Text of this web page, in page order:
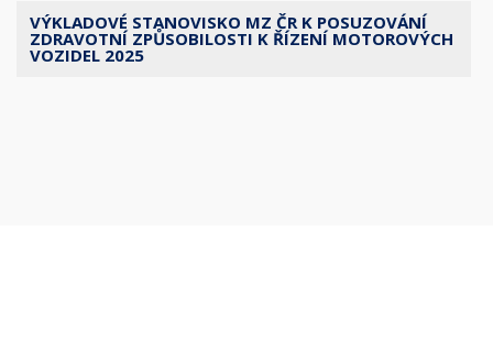
VÝKLADOVÉ STANOVISKO MZ ČR K POSUZOVÁNÍ
ZDRAVOTNÍ ZPŮSOBILOSTI K ŘÍZENÍ MOTOROVÝCH
VOZIDEL 2025